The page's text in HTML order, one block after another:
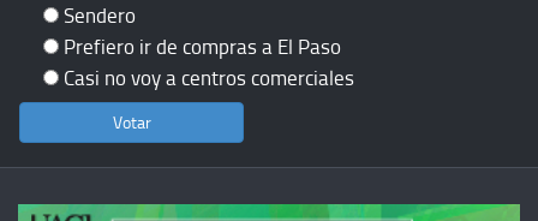
Sendero
Prefiero ir de compras a El Paso
Casi no voy a centros comerciales